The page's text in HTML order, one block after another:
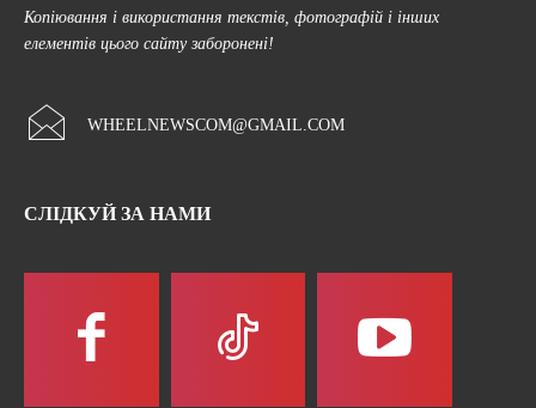
Копіювання і використання текстів, фотографій і інших
елементів цього сайту заборонені!
WHEELNEWSCOM@GMAIL.COM
СЛІДКУЙ ЗА НАМИ